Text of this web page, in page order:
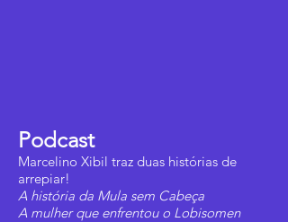
Podcast
Marcelino Xibil traz duas histórias de
arrepiar!
A história da Mula sem Cabeça
A mulher que enfrentou o Lobisomen